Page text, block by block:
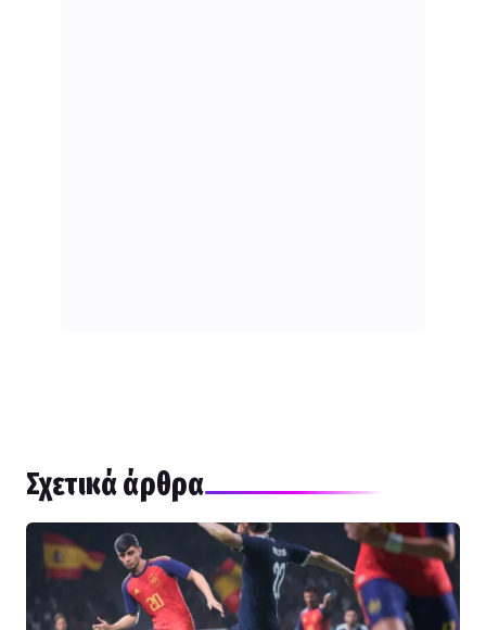
Σχετικά άρθρα